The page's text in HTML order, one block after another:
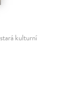
kulturní